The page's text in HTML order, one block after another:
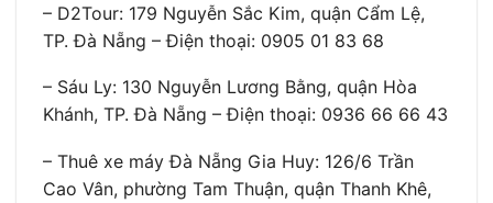
– D2Tour: 179 Nguyễn Sắc Kim, quận Cẩm Lệ,
TP. Đà Nẵng – Điện thoại: 0905 01 83 68
– Sáu Ly: 130 Nguyễn Lương Bằng, quận Hòa
Khánh, TP. Đà Nẵng – Điện thoại: 0936 66 66 43
– Thuê xe máy Đà Nẵng Gia Huy: 126/6 Trần
Cao Vân, phường Tam Thuận, quận Thanh Khê,